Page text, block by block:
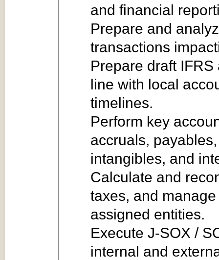
and financial
Prepare and
transactions
Prepare draft
line with local
timelines.
Perform key
accruals,
intangibles, and
Calculate and
taxes, and
assigned entities.
Execute J‑SOX /
internal and